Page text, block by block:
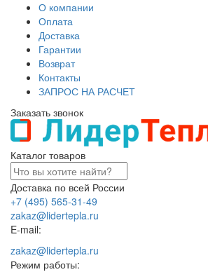
О компании
Оплата
Доставка
Гарантии
Возврат
Контакты
ЗАПРОС НА РАСЧЕТ
Заказать звонок
Каталог товаров
Доставка по всей России
+7 (495) 565-31-49
zakaz@lidertepla.ru
E-mail:
zakaz@lidertepla.ru
Режим работы: